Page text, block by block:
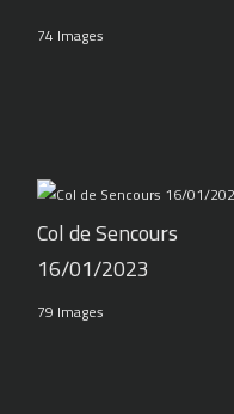
74 Images
Col de Sencours
16/01/2023
79 Images